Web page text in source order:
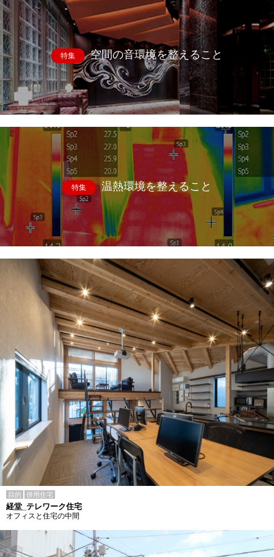
特集 空間の音環境を整えること
特集 温熱環境を整えること
目的 併用住宅
経堂_テレワーク住宅
オフィスと住宅の中間